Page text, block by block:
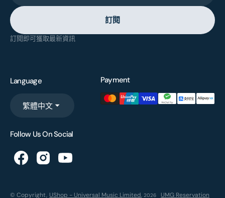
訂閱
訂閱即可獲取最新資訊
Language
繁體中文
Payment
Follow Us On Social
© Copyright, UShop - Universal Music Limited, 2026 UMG Reservation